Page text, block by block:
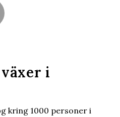
i
kring 1000 personer i